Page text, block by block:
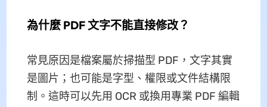
為什麼 PDF 文字不能直接修改？
常見原因是檔案屬於掃描型 PDF，文字其實
是圖片；也可能是字型、權限或文件結構限
制。這時可以先用 OCR 或換用專業 PDF 編輯